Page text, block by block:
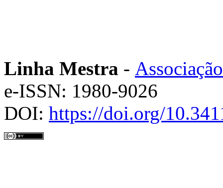
Linha Mestra -
e-ISSN: 1980-9026
DOI: https://doi.org/